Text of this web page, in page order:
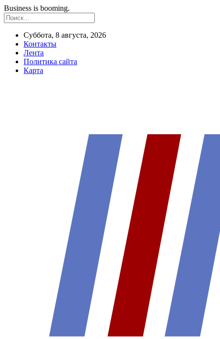
Business is booming.
Суббота, 8 августа, 2026
Контакты
Лента
Политика сайта
Карта